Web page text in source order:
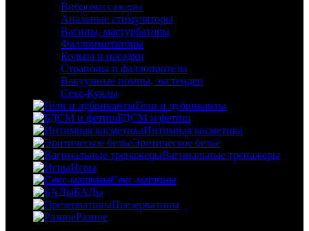
Вибромассажеры
Анальные стимуляторы
Вагины, мастурбаторы
Фаллоимитаторы
Кольца и насадки
Страпоны и фаллопротезы
Вакуумные помпы, экстендер
Секс-Куклы
Гели и лубриканты
БДСМ и фетиш
Интимная косметика
Эротическое белье
Вагинальные тренажеры
Игры
Секс-машины
БАДы
Презервативы
Разное